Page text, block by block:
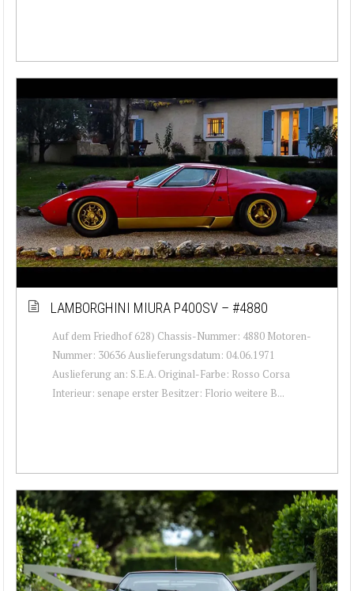
LAMBORGHINI MIURA P400SV – #4880
Auf dem Friedhof 628) Chassis-Nummer: 4880 Motoren-
Nummer: 30636 Auslieferungsdatum: 04.06.1971
Auslieferung an: S.E.A. Original-Farbe: Rosso Corsa
Interieur: senape erster Besitzer: Florio weitere B...